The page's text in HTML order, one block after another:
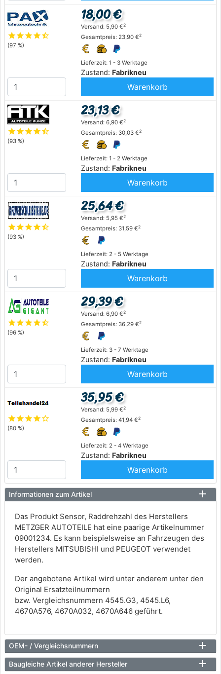
starstarstarstarstar_half
(97 %)
Lieferzeit: 1 - 3 Werktage
Zustand: Fabrikneu
18,00 €
Versand: 5,90 €2
Gesamtpreis: 23,90 €2
Warenkorb
starstarstarstarstar_half
(93 %)
Lieferzeit: 1 - 2 Werktage
Zustand: Fabrikneu
23,13 €
Versand: 6,90 €2
Gesamtpreis: 30,03 €2
Warenkorb
starstarstarstarstar_half
(93 %)
Lieferzeit: 2 - 5 Werktage
Zustand: Fabrikneu
25,64 €
Versand: 5,95 €2
Gesamtpreis: 31,59 €2
Warenkorb
starstarstarstarstar_half
(96 %)
Lieferzeit: 3 - 7 Werktage
Zustand: Fabrikneu
29,39 €
Versand: 6,90 €2
Gesamtpreis: 36,29 €2
Warenkorb
starstarstarstarstar_outline
(80 %)
Lieferzeit: 2 - 4 Werktage
Zustand: Fabrikneu
35,95 €
Versand: 5,99 €2
Gesamtpreis: 41,94 €2
Warenkorb
Informationen zum Artikel
Das Produkt Sensor, Raddrehzahl des Herstellers
METZGER AUTOTEILE hat eine paarige Artikelnummer
09001234. Es kann beispielsweise an Fahrzeugen des
Herstellers MITSUBISHI und PEUGEOT verwendet
werden.
Der angebotene Artikel wird unter anderem unter den
Original Ersatzteilnummern
bzw. Vergleichsnummern 4545.G3, 4545.L6,
4670A576, 4670A032, 4670A646 geführt.
OEM- / Vergleichsnummern
Baugleiche Artikel anderer Hersteller